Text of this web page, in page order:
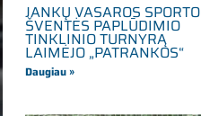
JANKŲ VASAROS SPORTO
ŠVENTĖS PAPLŪDIMIO
TINKLINIO TURNYRĄ
LAIMĖJO „PATRANKOS“
Daugiau »